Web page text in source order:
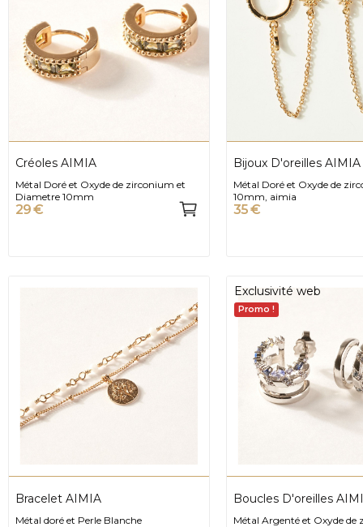
Créoles AIMIA
Métal Doré et Oxyde de zirconium et
Diametre 10mm
29 €
Bijoux D'oreilles AIMIA
Métal Doré et Oxyde de
10mm, aimia
35 €
Bracelet AIMIA
Métal doré et Perle Blanche
Exclusivité web
Promo !
Boucles D'oreilles
Métal Argenté et Oxyde de